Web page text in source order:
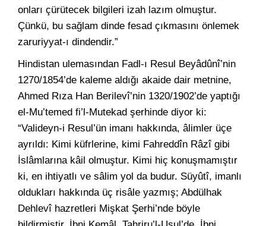
onları çürütecek bilgileri izah lazım olmuştur.
Çünkü, bu sağlam dinde fesad çıkmasını önlemek
zaruriyyat-ı dindendir.”
Hindistan ulemasından Fadl-ı Resul Beyâdûnî’nin
1270/1854’de kaleme aldığı akaide dair metnine,
Ahmed Rıza Han Berilevî’nin 1320/1902’de yaptığı
el-Mu’temed fi’l-Mutekad şerhinde diyor ki:
“Valideyn-i Resul’ün imanı hakkında, âlimler üçe
ayrıldı: Kimi küfrlerine, kimi Fahreddîn Râzî gibi
İslâmlarına kâil olmuştur. Kimi hiç konuşmamıştır
ki, en ihtiyatlı ve sâlim yol da budur. Süyûtî, imanlı
oldukları hakkında üç risâle yazmış; Abdülhak
Dehlevî hazretleri Mişkat Şerhi’nde böyle